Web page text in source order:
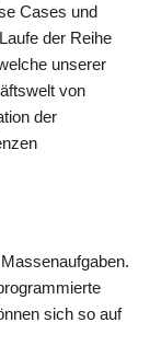
Cases und
der Reihe
unserer
von
der
sich so auf